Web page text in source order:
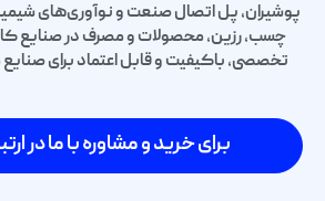
پوشیران، پل اتصال صنعت و نوآوری‌های
چسب، رزین، محصولات و مصرف در صنایع
تخصصی، باکیفیت و قابل اعتماد برای
برای خرید و مشاوره با ما در